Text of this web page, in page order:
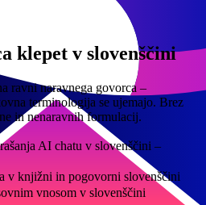
klepet v slovenščini
ravni naravnega govorca –
terminologija se ujemajo. Brez
in nenaravnih formulacij.
AI chatu v slovenščini –
v knjižni in pogovorni slovenščini
vnosom v slovenščini